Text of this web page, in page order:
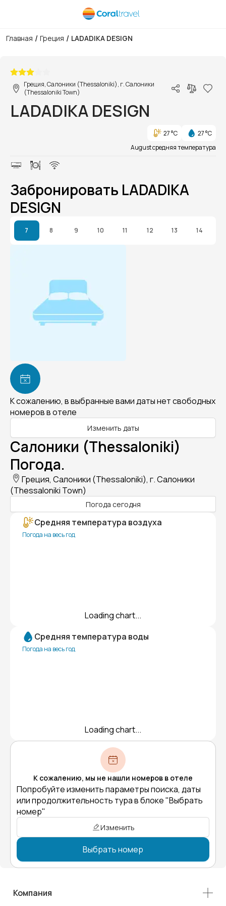
Главная / Греция / LADADIKA DESIGN
Греция, Салоники (Thessaloniki), г. Салоники
(Thessaloniki Town)
LADADIKA DESIGN
27 °C
27 °C
August средняя температура
Забронировать LADADIKA
DESIGN
7 8 9 10 11 12 13 14
К сожалению, в выбранные вами даты нет свободных
номеров в отеле
Изменить даты
Салоники (Thessaloniki)
Погода.
Греция, Салоники (Thessaloniki), г. Салоники
(Thessaloniki Town)
Погода сегодня
Средняя температура воздуха
Погода на весь год
Loading chart...
Средняя температура воды
Погода на весь год
Loading chart...
К сожалению, мы не нашли номеров в отеле
Попробуйте изменить параметры поиска, даты
или продолжительность тура в блоке "Выбрать
номер"
Изменить
Выбрать номер
Компания